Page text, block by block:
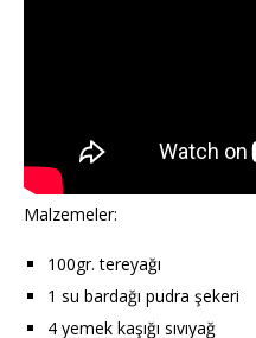
Malzemeler:
100gr. tereyağı
1 su bardağı pudra şekeri
4 yemek kaşığı sıvıyağ